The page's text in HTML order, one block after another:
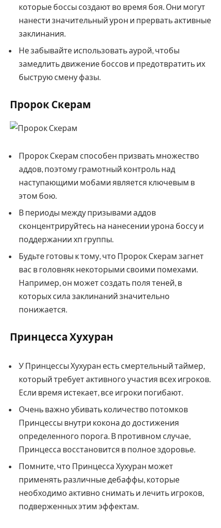
которые боссы создают во время боя. Они могут
нанести значительный урон и прервать активные
заклинания.
Не забывайте использовать аурой, чтобы
замедлить движение боссов и предотвратить их
быструю смену фазы.
Пророк Скерам
Пророк Скерам способен призвать множество
аддов, поэтому грамотный контроль над
наступающими мобами является ключевым в
этом бою.
В периоды между призывами аддов
сконцентрируйтесь на нанесении урона боссу и
поддержании хп группы.
Будьте готовы к тому, что Пророк Скерам загнет
вас в головняк некоторыми своими помехами.
Например, он может создать поля теней, в
которых сила заклинаний значительно
понижается.
Принцесса Хухуран
У Принцессы Хухуран есть смертельный таймер,
который требует активного участия всех игроков.
Если время истекает, все игроки погибают.
Очень важно убивать количество потомков
Принцессы внутри кокона до достижения
определенного порога. В противном случае,
Принцесса восстановится в полное здоровье.
Помните, что Принцесса Хухуран может
применять различные дебаффы, которые
необходимо активно снимать и лечить игроков,
подверженных этим эффектам.